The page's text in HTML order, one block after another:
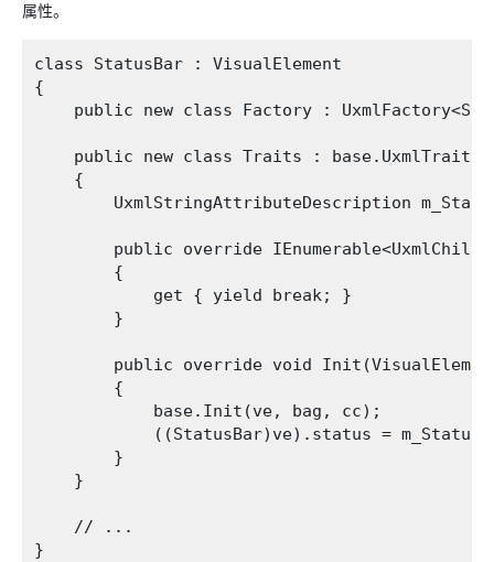
属性。
class StatusBar : VisualElement
{
public new class Factory :
    public new class Traits : base.UxmlTraits
    {
UxmlStringAttributeDescription
public override
        {
            get { yield break; }
        }
public override void
        {
            base.Init(ve, bag, cc);
((StatusBar)ve).status =
        }
    }
    // ...